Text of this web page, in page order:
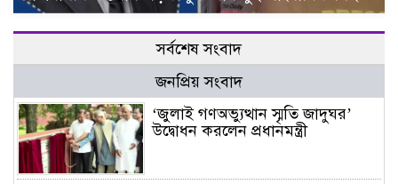
সর্বশেষ সংবাদ
জনপ্রিয় সংবাদ
‘জুলাই গণঅভ্যুত্থান স্মৃতি জাদুঘর’
উদ্বোধন করলেন প্রধানমন্ত্রী